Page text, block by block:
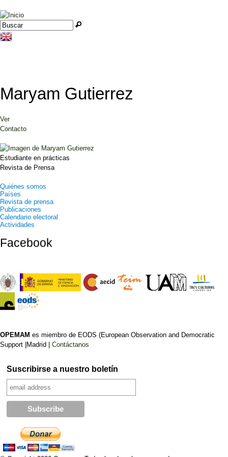
Jump to navigation
Formulario de búsqueda
Buscar
Maryam Gutierrez
Solapas principales
Ver(solapa activa)
Contacto
Estudiante en prácticas
Revista de Prensa
Quiénes somos
Países
Revista de prensa
Publicaciones
Calendario electoral
Actividades
Facebook
OPEMAM es miembro de EODS (European Observation and Democratic
Support |Madrid | Contáctanos
Suscribirse a nuestro boletín